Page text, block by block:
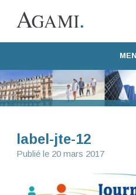
AGAMI
TOUTES LES
ACTUALITÉS
label-jte-12
Publié le 20 mars 2017